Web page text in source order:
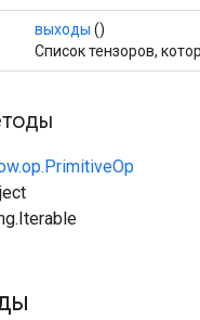
выходы ()
Список тензоров,